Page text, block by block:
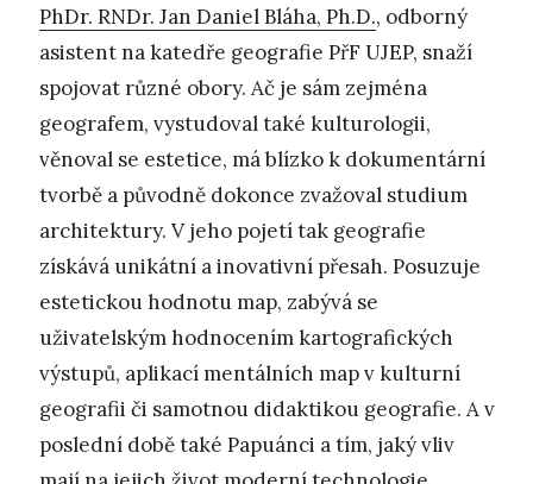
PhDr. RNDr. Jan Daniel Bláha, Ph.D., odborný
asistent na katedře geografie PřF UJEP, snaží
spojovat různé obory. Ač je sám zejména
geografem, vystudoval také kulturologii,
věnoval se estetice, má blízko k dokumentární
tvorbě a původně dokonce zvažoval studium
architektury. V jeho pojetí tak geografie
získává unikátní a inovativní přesah. Posuzuje
estetickou hodnotu map, zabývá se
uživatelským hodnocením kartografických
výstupů, aplikací mentálních map v kulturní
geografii či samotnou didaktikou geografie. A v
poslední době také Papuánci a tím, jaký vliv